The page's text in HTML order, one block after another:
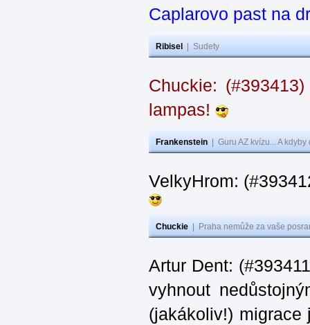
Caplarovo past na
Ribisel Sudety
Chuckie:
lampas!
Frankenstein Guru AZ kvízu... A
VelkyHrom:
Chuckie Praha nemůže za vaše
Artur Dent:
vyhnout
(jakákoliv!)